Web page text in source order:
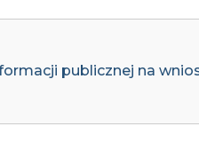
publicznej na